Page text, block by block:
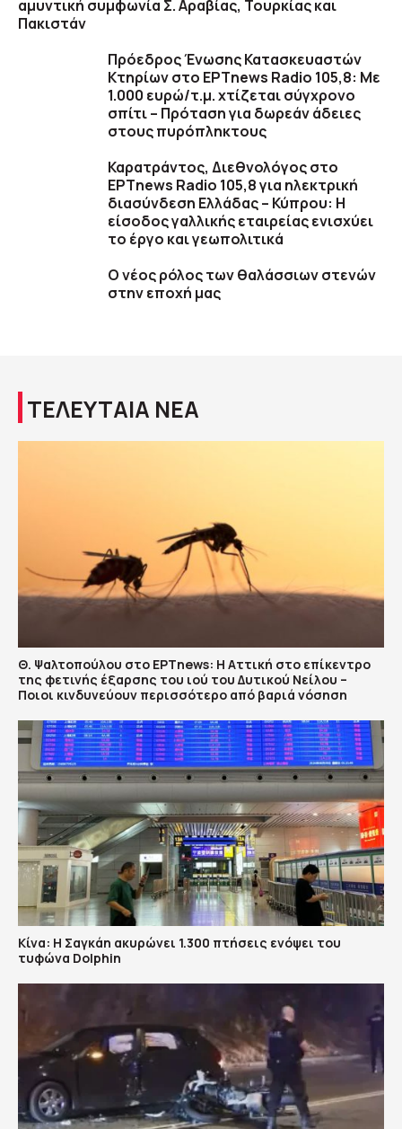
αμυντική συμφωνία Σ. Αραβίας, Τουρκίας και
Πακιστάν
Πρόεδρος Ένωσης Κατασκευαστών
Κτηρίων στο ΕΡΤnews Radio 105,8: Με
1.000 ευρώ/τ.μ. χτίζεται σύγχρονο
σπίτι – Πρόταση για δωρεάν άδειες
στους πυρόπληκτους
Καρατράντος, Διεθνολόγος στο
ΕΡΤnews Radio 105,8 για ηλεκτρική
διασύνδεση Ελλάδας – Κύπρου: Η
είσοδος γαλλικής εταιρείας ενισχύει
το έργο και γεωπολιτικά
O νέος ρόλος των θαλάσσιων στενών
στην εποχή μας
ΤΕΛΕΥΤΑΙΑ ΝΕΑ
Θ. Ψαλτοπούλου στο ΕΡΤnews: Η Αττική στο επίκεντρο
της φετινής έξαρσης του ιού του Δυτικού Νείλου –
Ποιοι κινδυνεύουν περισσότερο από βαριά νόσηση
Κίνα: Η Σαγκάη ακυρώνει 1.300 πτήσεις ενόψει του
τυφώνα Dolphin